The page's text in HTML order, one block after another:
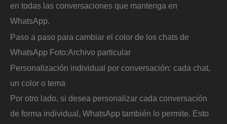
en todas las conversaciones que mantenga en
WhatsApp.
Paso a paso para cambiar el color de los chats de
WhatsApp Foto:Archivo particular
Personalización individual por conversación: cada chat,
un color o tema
Por otro lado, si desea personalizar cada conversación
de forma individual, WhatsApp también lo permite. Esto